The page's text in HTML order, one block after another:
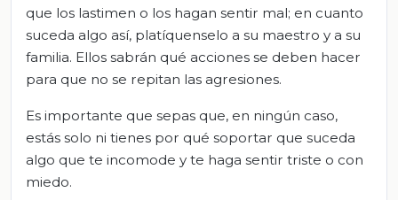
que los lastimen o los hagan sentir mal; en cuanto
suceda algo así, platíquenselo a su maestro y a su
familia. Ellos sabrán qué acciones se deben hacer
para que no se repitan las agresiones.
Es importante que sepas que, en ningún caso,
estás solo ni tienes por qué soportar que suceda
algo que te incomode y te haga sentir triste o con
miedo.